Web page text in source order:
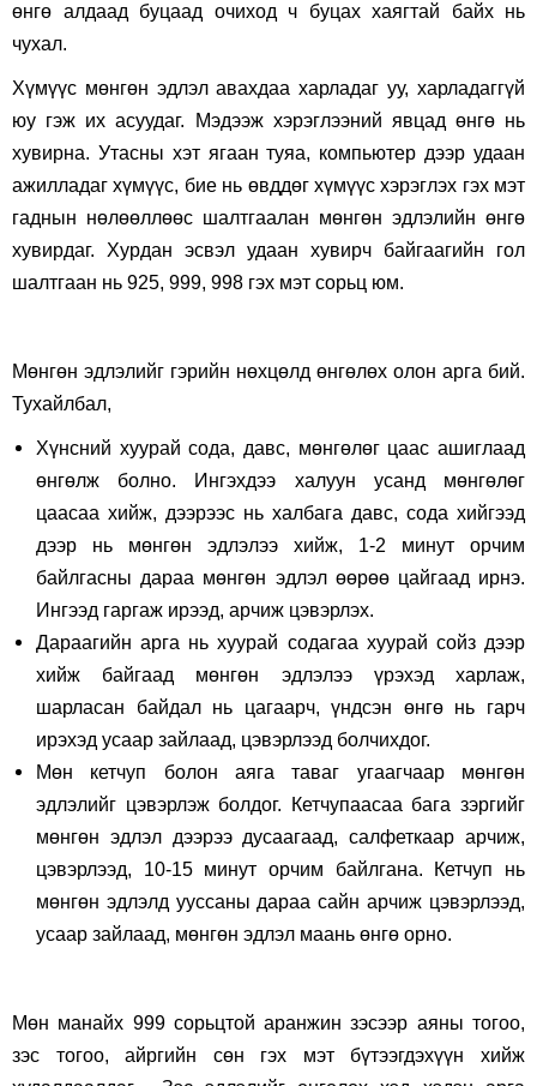
өнгө алдаад буцаад очиход ч буцах хаягтай байх нь
чухал.
Хүмүүс мөнгөн эдлэл авахдаа харладаг уу, харладаггүй
юу гэж их асуудаг. Мэдээж хэрэглээний явцад өнгө нь
хувирна. Утасны хэт ягаан туяа, компьютер дээр удаан
ажилладаг хүмүүс, бие нь өвддөг хүмүүс хэрэглэх гэх мэт
гаднын нөлөөллөөс шалтгаалан мөнгөн эдлэлийн өнгө
хувирдаг. Хурдан эсвэл удаан хувирч байгаагийн гол
шалтгаан нь 925, 999, 998 гэх мэт сорьц юм.
Мөнгөн эдлэлийг гэрийн нөхцөлд өнгөлөх олон арга бий.
Тухайлбал,
Хүнсний хуурай сода, давс, мөнгөлөг цаас ашиглаад
өнгөлж болно. Ингэхдээ халуун усанд мөнгөлөг
цаасаа хийж, дээрээс нь халбага давс, сода хийгээд
дээр нь мөнгөн эдлэлээ хийж, 1-2 минут орчим
байлгасны дараа мөнгөн эдлэл өөрөө цайгаад ирнэ.
Ингээд гаргаж ирээд, арчиж цэвэрлэх.
Дараагийн арга нь хуурай содагаа хуурай сойз дээр
хийж байгаад мөнгөн эдлэлээ үрэхэд харлаж,
шарласан байдал нь цагаарч, үндсэн өнгө нь гарч
ирэхэд усаар зайлаад, цэвэрлээд болчихдог.
Мөн кетчуп болон аяга таваг угаагчаар мөнгөн
эдлэлийг цэвэрлэж болдог. Кетчупаасаа бага зэргийг
мөнгөн эдлэл дээрээ дусаагаад, салфеткаар арчиж,
цэвэрлээд, 10-15 минут орчим байлгана. Кетчуп нь
мөнгөн эдлэлд ууссаны дараа сайн арчиж цэвэрлээд,
усаар зайлаад, мөнгөн эдлэл маань өнгө орно.
Мөн манайх 999 сорьцтой аранжин зэсээр аяны тогоо,
зэс тогоо, айргийн сөн гэх мэт бүтээгдэхүүн хийж